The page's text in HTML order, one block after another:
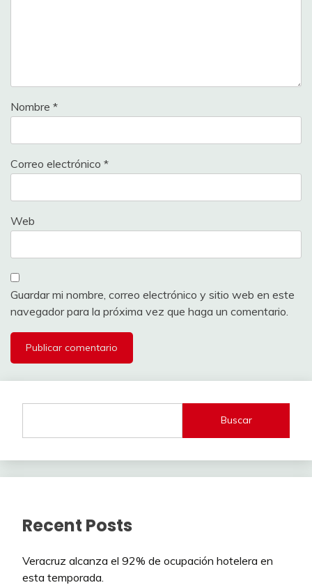
Nombre *
Correo electrónico *
Web
Guardar mi nombre, correo electrónico y sitio web en este
navegador para la próxima vez que haga un comentario.
Buscar
Recent Posts
Veracruz alcanza el 92% de ocupación hotelera en
esta temporada.